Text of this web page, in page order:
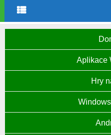
Aplikace
Hry